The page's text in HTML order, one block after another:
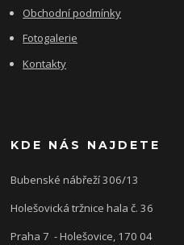
Obchodní podmínky
Fotogalerie
Kontakty
KDE NÁS NAJDETE
Bubenské nábřeží 306/13
Holešovická tržnice hala č. 36
Praha 7 - Holešovice, 170 04